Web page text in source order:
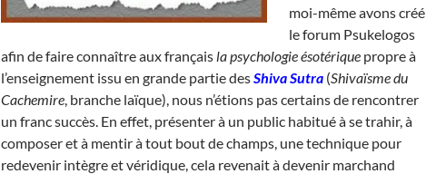
moi-même avons créé
le forum Psukelogos
afin de faire connaître aux français la psychologie ésotérique propre à
l’enseignement issu en grande partie desShiva Sutra (Shivaïsme du
Cachemire, branche laïque), nous n’étions pas certains de rencontrer
un franc succès. En effet, présenter à un public habitué à se trahir, à
composer et à mentir à tout bout de champs, une technique pour
redevenir intègre et véridique, cela revenait à devenir marchand